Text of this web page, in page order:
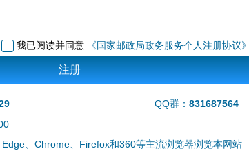
我已阅读并同意 《国家邮政局政务服务个人注册协议》
QQ群： 831687564
、Chrome、Firefox和360等主流浏览器浏览本网站